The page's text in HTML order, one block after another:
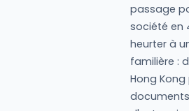
passage
société en
heurter à
familière :
Hong